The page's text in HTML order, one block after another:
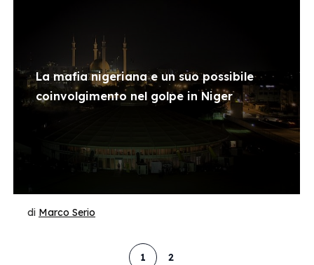
La mafia nigeriana e un suo possibile
coinvolgimento nel golpe in Niger
di Marco Serio
1 2